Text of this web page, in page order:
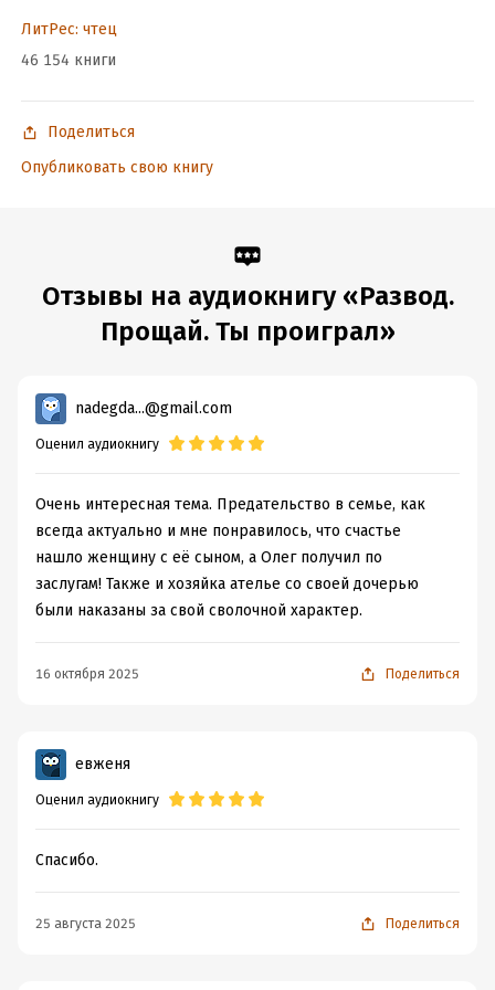
ЛитРес: чтец
46 154 книги
Поделиться
Опубликовать свою книгу
Отзывы на аудиокнигу «Развод.
Прощай. Ты проиграл»
nadegda...@gmail.com
Оценил аудиокнигу
Очень интересная тема. Предательство в семье, как
всегда актуально и мне понравилось, что счастье
нашло женщину с её сыном, а Олег получил по
заслугам! Также и хозяйка ателье со своей дочерью
были наказаны за свой сволочной характер.
16 октября 2025 Поделиться
евженя
Оценил аудиокнигу
Спасибо.
25 августа 2025 Поделиться